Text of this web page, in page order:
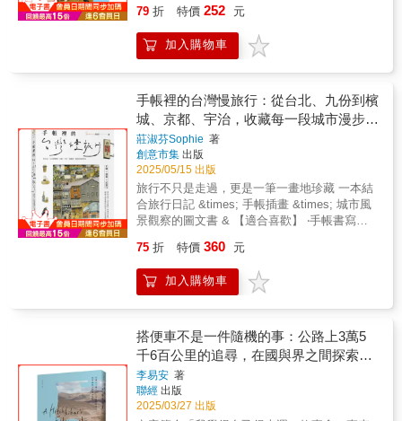
我發現我開始期待未知的風景。更重要的是，
自己。☆只要知道自己真正在意的事物，那麼
其他的不愉快，就只是追求理想生活的副作
用。☆他人口中的百里路，遠不如自己踏過的
不能問結果。☆沒有什麼路非得走到底，放棄
永遠是選項。☆沒有時間、沒有資源都很正
常，問題是，你願意為了靠近理想付出多少？
☆從出發到抵達之間，充斥的不是夢想與熱情
這類浪漫詞彙，而是無數現實與困難。☆請為
自己築一處避風港，自己消化自己的情緒，自
己陪自己走過低谷。
界。因此如果說「風景」是一種意義的載體，
本書每一則旅行故事涉及的旅行觀看，就是一
種「意義的提取」。其實走出去的每趟旅程都
享「為什麼出發」、「如何看見」的書。獻給
還在行走、也願意停下來思考的你。一切都在
變化之中，許多景物都在消失之中，隨著世事
變化無常，物價上升，行程改變，好地方變
壞，壞地方每況愈下，沒有事情是不會改變
的。不變的是，旅人的倔強身影與書寫，使自
己在混濁之世保持清醒。
己。飛到芬蘭追尋美麗極光、到挪威品嘗鮮美
帝王蟹、到冰島體驗獨特藍色溫泉、到西班牙
欣賞高第建築、到義大利見證羅馬的榮光、到
熱心的問候、體貼的叮嚀、不眠不休的照顧」
男神領隊擁有這些優秀的評語，是因為他們不
忘旅行的初心。對你來說，旅行或許是你生活
的一部分，卻是我們的全部。對你來說，美麗
的風景是你的暫時解藥，卻是成就我們的驕
傲。我們帶著行李箱，一起飛越半個地球，到
離家一萬公里的遠方，品嚐美味的食物，享受
漂亮的景色，入住奢華的酒店，讓自己沉溺在
幸福的美景中。陪伴在身邊的不再是乏味的日
常，而是精彩的旅行人生。●4位男神領隊的心
行的每一刻，都在我捕捉的瞬間裡～洪卓甫 領
隊路上的風景縫合完整的我～陳為利 領隊出發
的路上找到全新的自己～朱立文 領隊◎代理經
http://www.pressstore.com.tw/freereading/
79 折 特價 252 元
加入購物車
手帳裡的台灣慢旅行：從台北、九份到檳
城、京都、宇治，收藏每一段城市漫步時
光
莊淑芬Sophie 著
創意市集 出版
2025/05/15 出版
旅行不只是走過，更是一筆一畫地珍藏 一本結
合旅行日記 &times; 手帳插畫 &times; 城市風
景觀察的圖文書 & 【適合喜歡】 ‧手帳書寫｜‧
錄】 ★插畫旅記 &times; 百幅手繪圖稿 ★城市
觀察 &times; 街道風格、店鋪場景、飲食文
化、風土氣味 ★手帳實例 &times; 標題技巧、
屬於自己的城市片刻。 【關於本書】 用畫筆記
錄旅途中最美好的停格時光 每一頁手帳，就是
一座城市的心跳。 從台北街角到京都巷弄， 畫
下散步風景，寫下旅行心情。 手繪 &times; 散
策 &times; 私旅行 帶你走進一頁頁最動人的城
市記憶， 開啟手繪旅圖的沉浸式文化探索與旅
75 折 特價 360 元
加入購物車
搭便車不是一件隨機的事：公路上3萬5
千6百公里的追尋，在國與界之間探索世
界
李易安 著
聯經 出版
2025/03/27 出版